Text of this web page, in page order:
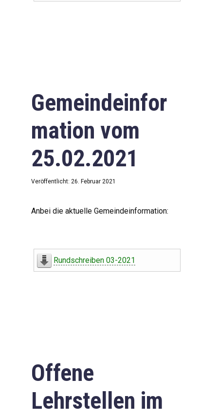
Downloads
Impressum
Datenschutzerklärung
Gemeindeinfor
mation vom
25.02.2021
Veröffentlicht: 26. Februar 2021
Anbei die aktuelle Gemeindeinformation:
Rundschreiben 03-2021
Offene
Lehrstellen im